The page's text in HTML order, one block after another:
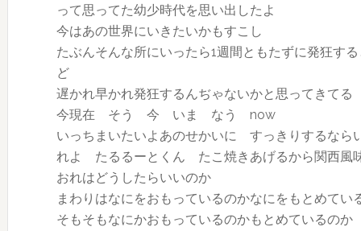
って思ってた幼少時代を思い出したよ
今はあの世界にいきたいかもすこし
たぶんそんな所にいったら1週間ともたずに発狂す
ど
遅かれ早かれ発狂するんぢゃないかと思ってきてる
今現在 そう 今 いま なう now
いっちまいたいよあのせかいに すっきりするなら
れよ たるるーとくん たこ焼きあげるから関西風
おれはどうしたらいいのか
まわりはなにをおもっているのかなにをもとめてい
そもそもなにかおもっているのかもとめているのか